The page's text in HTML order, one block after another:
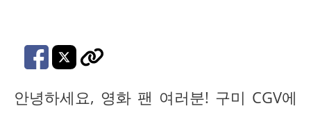
안녕하세요, 영화 팬 여러분! 구미 CGV에